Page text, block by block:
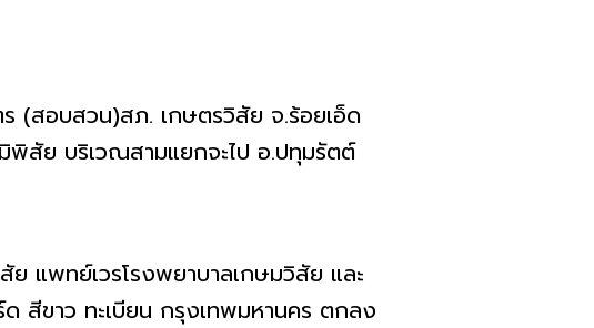
(สอบสวน)สภ. เกษตรวิสัย จ.ร้อยเอ็ด
สัย บริเวณสามแยกจะไป อ.ปทุมรัตต์
แพทย์เวรโรงพยาบาลเกษมวิสัย และ
สีขาว ทะเบียน กรุงเทพมหานคร ตกลง